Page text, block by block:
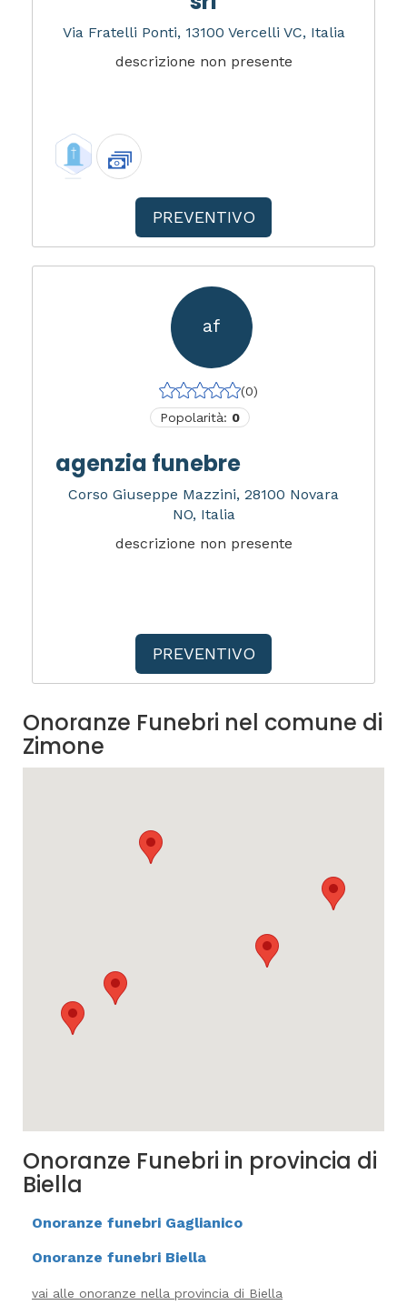
Via Fratelli Ponti, 13100 Vercelli VC, Italia
descrizione non presente
PREVENTIVO
af
(0)
Popolarità: 0
agenzia funebre
Corso Giuseppe Mazzini, 28100 Novara
NO, Italia
descrizione non presente
PREVENTIVO
Onoranze Funebri nel comune di
Zimone
Onoranze Funebri in provincia di
Biella
Onoranze funebri Gaglianico
Onoranze funebri Biella
vai alle onoranze nella provincia di Biella